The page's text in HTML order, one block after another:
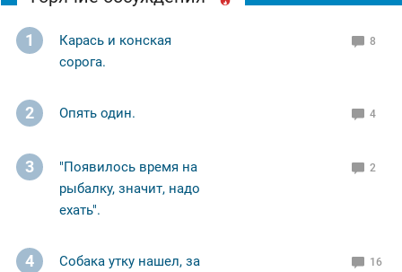
1
Карась и конская
сорога.
8
2 Опять один. 4
3
"Появилось время на
рыбалку, значит, надо
ехать".
2
4
Собака утку нашел, за
16